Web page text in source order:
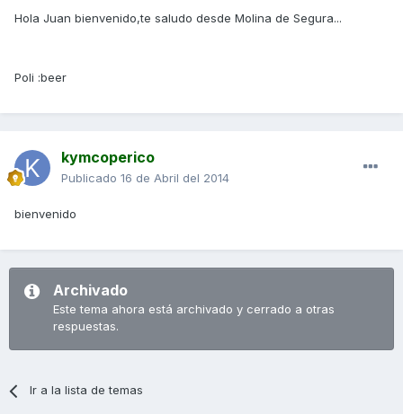
Hola Juan bienvenido,te saludo desde Molina de Segura...
Poli :beer
kymcoperico
Publicado 16 de Abril del 2014
bienvenido
Archivado
Este tema ahora está archivado y cerrado a otras
respuestas.
Ir a la lista de temas